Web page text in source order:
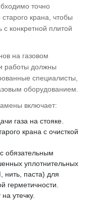
точно
крана, чтобы
с конкретной плитой
на газовом
работы должны
специалисты,
оборудованием.
включает:
газа на стояке.
крана с очисткой
обязательным
уплотнительных
паста) для
герметичности.
утечку.